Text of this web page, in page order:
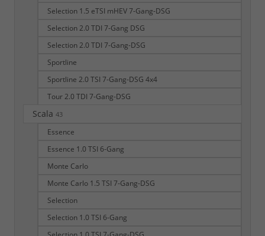
Selection 1.5 eTSI mHEV 7-Gang-DSG
Selection 2.0 TDI 7-Gang DSG
Selection 2.0 TDI 7-Gang-DSG
Sportline
Sportline 2.0 TSI 7-Gang-DSG 4x4
Tour 2.0 TDI 7-Gang-DSG
Scala 43
Essence
Essence 1.0 TSI 6-Gang
Monte Carlo
Monte Carlo 1.5 TSI 7-Gang-DSG
Selection
Selection 1.0 TSI 6-Gang